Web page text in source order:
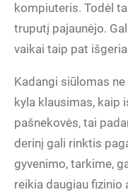
kompiuteris. Todėl
truputį pajaunėjo.
vaikai taip pat
Kadangi siūlomas
kyla klausimas, kaip
pašnekovės, tai
derinį gali rinktis
gyvenimo, tarkime,
reikia daugiau fizinio